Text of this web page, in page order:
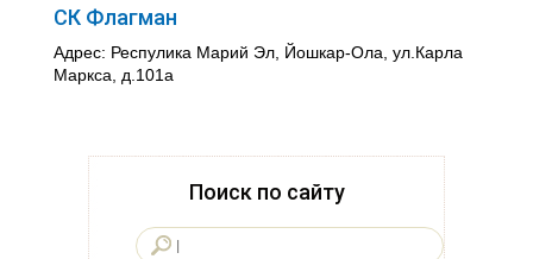
СК Флагман
Адрес: Респулика Марий Эл, Йошкар-Ола, ул.Карла
Маркса, д.101а
Поиск по сайту